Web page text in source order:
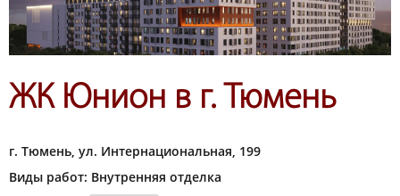
ЖК Юнион в г. Тюмень
г. Тюмень, ул. Интернациональная, 199
Виды работ: Внутренняя отделка